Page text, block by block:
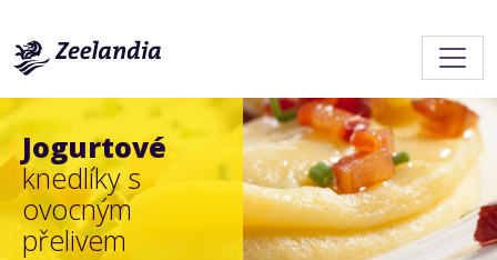
Jogurtové
knedlíky s
ovocným
přelivem